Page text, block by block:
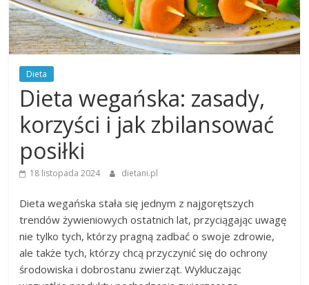
Dieta
Dieta wegańska: zasady,
korzyści i jak zbilansować
posiłki
18 listopada 2024 dietani.pl
Dieta wegańska stała się jednym z najgorętszych
trendów żywieniowych ostatnich lat, przyciągając uwagę
nie tylko tych, którzy pragną zadbać o swoje zdrowie,
ale także tych, którzy chcą przyczynić się do ochrony
środowiska i dobrostanu zwierząt. Wykluczając